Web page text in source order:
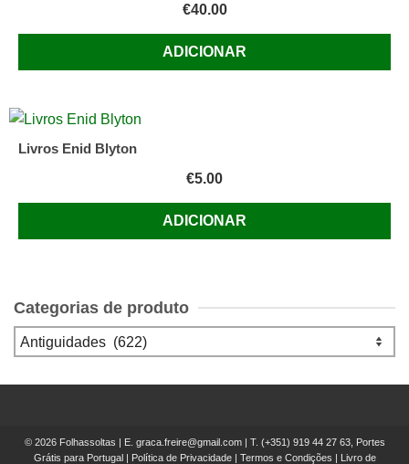
€40.00
ADICIONAR
Livros Enid Blyton
€5.00
ADICIONAR
Categorias de produto
© 2026 Folhassoltas | E. graca.freire@gmail.com| T. (+351) 919 44 27 63, Portes
Grátis para Portugal | Política de Privacidade| Termos e Condições | Livro de